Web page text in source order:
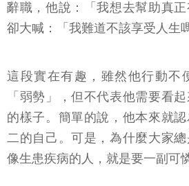
辭職，他說：「我想去幫助真
卻大喊：「我難道不該享受人生
這段實在有趣，雖然他行動不
「弱勢」，但不代表他需要看
的樣子。簡單的說，他本來就
二的自己。可是，為什麼大家
像生患疾病的人，就是要一副可